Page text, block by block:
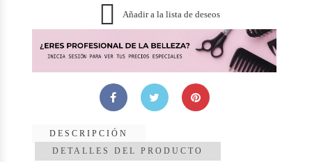
 Añadir a la lista de deseos
DESCRIPCIÓN
DETALLES DEL PRODUCTO